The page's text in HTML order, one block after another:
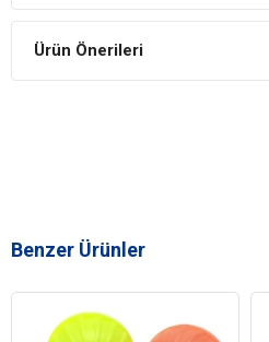
Her kedi günlük tükettiği besinler
duyar. Oyuncaklar sayesinde günlük
Ürün Önerileri
Benzer Ürünler